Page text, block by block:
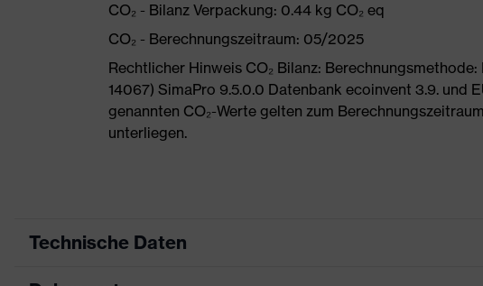
CO₂ - Bilanz Verpackung: 0.44 kg CO₂ eq
CO₂ - Berechnungszeitraum: 05/2025
Rechtlicher Hinweis CO₂ Bilanz:
14067) SimaPro 9.5.0.0 Datenbank ecoinvent 3.9. und
genannten CO₂-Werte gelten zum
unterliegen.
Technische Daten